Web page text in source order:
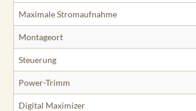
Maximale Stromaufnahme
Montageort
Steuerung
Power-Trimm
Digital Maximizer